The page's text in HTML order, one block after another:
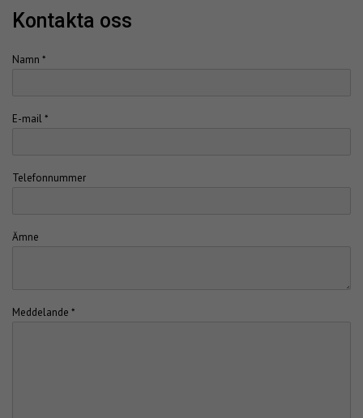
kontakta oss
Namn *
E-mail *
Telefonnummer
Ämne
Meddelande *